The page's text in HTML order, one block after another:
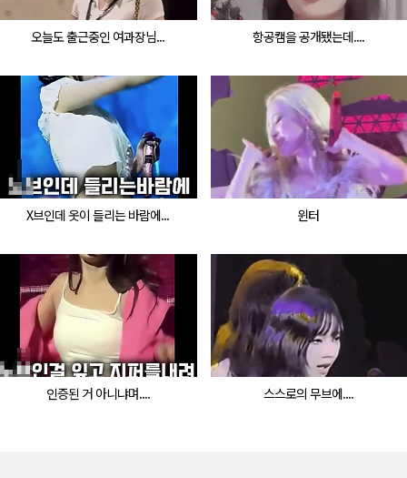
오늘도 출근중인 여과장님... 항공캠을 공개됐는데....
X브인데 옷이 들리는 바람에... 윈터
인증된 거 아니냐며.... 스스로의 무브에....